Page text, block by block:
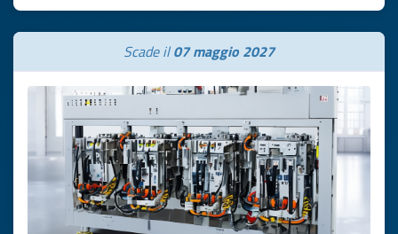
Scade il07 maggio 2027